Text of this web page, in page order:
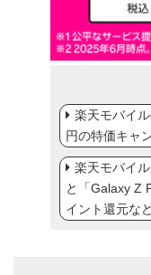
楽天モバイ
円の特価キャ
楽天モバイ
と「Galaxy Z
イント還元な